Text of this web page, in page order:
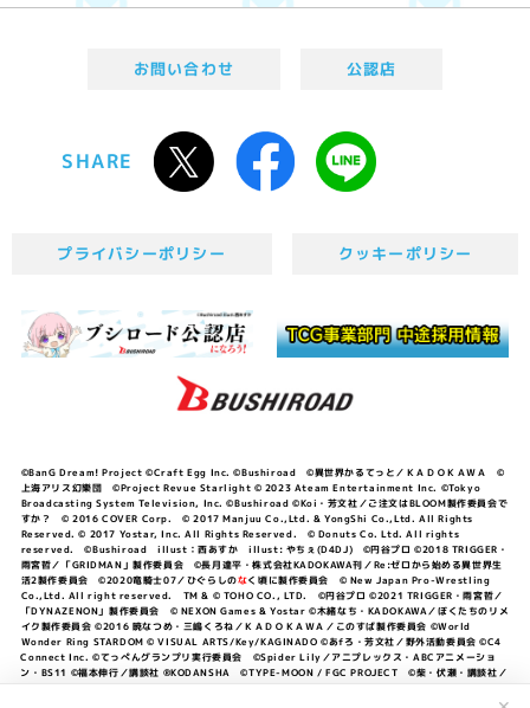
お問い合わせ 公認店
SHARE
プライバシーポリシー クッキーポリシー
©BanG Dream! Project ©Craft Egg Inc. ©Bushiroad ©異世界かるてっと／ＫＡＤＯＫＡＷＡ ©
上海アリス幻樂団 ©Project Revue Starlight © 2023 Ateam Entertainment Inc. ©Tokyo
Broadcasting System Television, Inc. ©Bushiroad ©Koi・芳文社／ご注文はBLOOM製作委員会で
すか？ © 2016 COVER Corp. © 2017 Manjuu Co.,Ltd. & YongShi Co.,Ltd. All Rights
Reserved. © 2017 Yostar, Inc. All Rights Reserved. © Donuts Co. Ltd. All rights
reserved. ©Bushiroad illust：西あすか illust: やちぇ(D4DJ) ©円谷プロ ©2018 TRIGGER・
雨宮哲／「GRIDMAN」製作委員会 ©長月達平・株式会社KADOKAWA刊／Re:ゼロから始める異世界生
活2製作委員会 ©2020竜騎士07／ひぐらしのなく頃に製作委員会 © New Japan Pro-Wrestling
Co.,Ltd. All right reserved. TM & © TOHO CO., LTD. ©円谷プロ ©2021 TRIGGER・雨宮哲／
「DYNAZENON」製作委員会 © NEXON Games & Yostar ©木緒なち・KADOKAWA／ぼくたちのリメ
イク製作委員会 ©2016 暁なつめ・三嶋くろね／ＫＡＤＯＫＡＷＡ／このすば製作委員会 ©World
Wonder Ring STARDOM © VISUAL ARTS/Key/KAGINADO ©あfろ・芳文社／野外活動委員会 ©C4
Connect Inc. ©てっぺんグランプリ実行委員会 ©Spider Lily／アニプレックス・ABCアニメーショ
ン・BS11 ©福本伸行／講談社 ®KODANSHA ©TYPE-MOON / FGC PROJECT ©柴・伏瀬・講談社／